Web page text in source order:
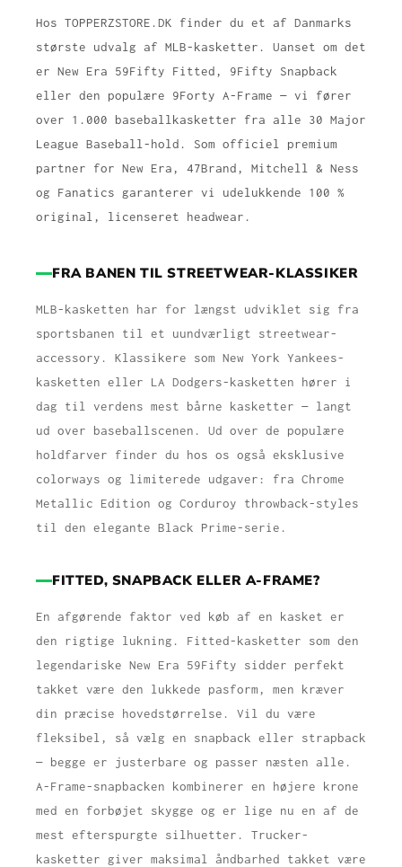
Hos TOPPERZSTORE.DK finder du et af Danmarks
største udvalg af MLB-kasketter. Uanset om det
er New Era 59Fifty Fitted, 9Fifty Snapback
eller den populære 9Forty A-Frame — vi fører
over 1.000 baseballkasketter fra alle 30 Major
League Baseball-hold. Som officiel premium
partner for New Era, 47Brand, Mitchell & Ness
og Fanatics garanterer vi udelukkende 100 %
original, licenseret headwear.
FRA BANEN TIL STREETWEAR-KLASSIKER
MLB-kasketten har for længst udviklet sig fra
sportsbanen til et uundværligt streetwear-
accessory. Klassikere som New York Yankees-
kasketten eller LA Dodgers-kasketten hører i
dag til verdens mest bårne kasketter — langt
ud over baseballscenen. Ud over de populære
holdfarver finder du hos os også eksklusive
colorways og limiterede udgaver: fra Chrome
Metallic Edition og Corduroy throwback-styles
til den elegante Black Prime-serie.
FITTED, SNAPBACK ELLER A-FRAME?
En afgørende faktor ved køb af en kasket er
den rigtige lukning. Fitted-kasketter som den
legendariske New Era 59Fifty sidder perfekt
takket være den lukkede pasform, men kræver
din præcise hovedstørrelse. Vil du være
fleksibel, så vælg en snapback eller strapback
— begge er justerbare og passer næsten alle.
A-Frame-snapbacken kombinerer en højere krone
med en forbøjet skygge og er lige nu en af de
mest efterspurgte silhuetter. Trucker-
kasketter giver maksimal åndbarhed takket være